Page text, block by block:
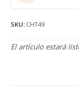
SKU: CHT49
El artículo estará